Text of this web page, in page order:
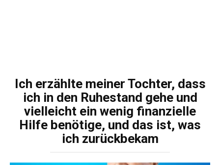
Ich erzählte meiner Tochter, dass
ich in den Ruhestand gehe und
vielleicht ein wenig finanzielle
Hilfe benötige, und das ist, was
ich zurückbekam